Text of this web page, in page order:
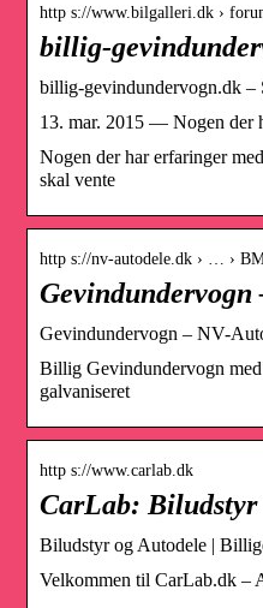
http s://www.bilgalleri.dk ›
billig-
billig-gevindundervogn.dk –
13. mar. 2015 — Nogen der
Nogen der har erfaringer
skal vente
http s://nv-autodele.dk › … ›
Gevindundervogn – NV-
Billig Gevindundervogn
galvaniseret
http s://www.carlab.dk
CarLab:
Biludstyr og Autodele |
Velkommen til CarLab.dk –